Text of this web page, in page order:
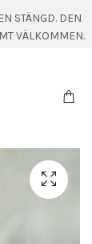
STÄNGD. DEN
VÄLKOMMEN.